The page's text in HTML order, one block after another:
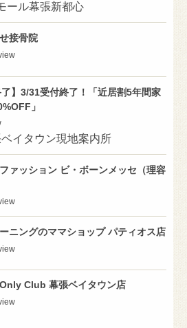
ール幕張新都心
接骨院
了】3/31受付終了！「近居割5年間家
」
イタウン現地案内所
ァッション ビ・ボーンメッセ（理容
ニングのママショップ パティオス店
Club 幕張ベイタウン店